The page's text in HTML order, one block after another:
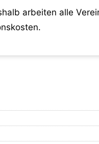
arbeiten alle
Geld. Wir sind bei
auf unserem
Lastschrift